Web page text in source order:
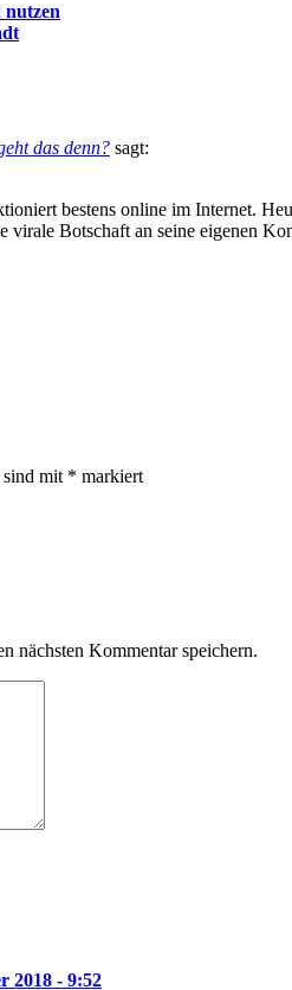
das denn? sagt:
bestens online im Internet.
Botschaft an seine eigenen
mit * markiert
nächsten Kommentar speichern.
2018 - 9:52